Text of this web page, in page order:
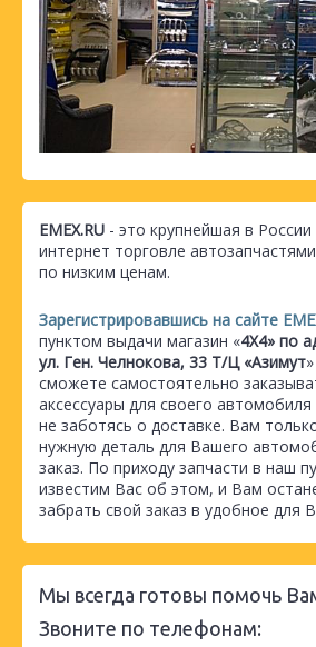
EMEX.RU - это крупнейшая в
интернет торговле
по низким ценам.
Зарегистрировавшись на сайте
пунктом выдачи магазин «4Х4» по
ул. Ген. Челнокова, 33 Т/Ц «Азимут
сможете самостоятельно
аксессуары для своего
не заботясь о доставке. Вам
нужную деталь для Вашего
заказ. По приходу запчасти в наш
известим Вас об этом, и Вам
забрать свой заказ в удобное для
Мы всегда готовы помочь
Звоните по телефонам: